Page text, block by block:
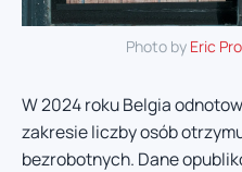
Photo by Eric
W 2024 roku Belgia
zakresie liczby osób
bezrobotnych. Dane